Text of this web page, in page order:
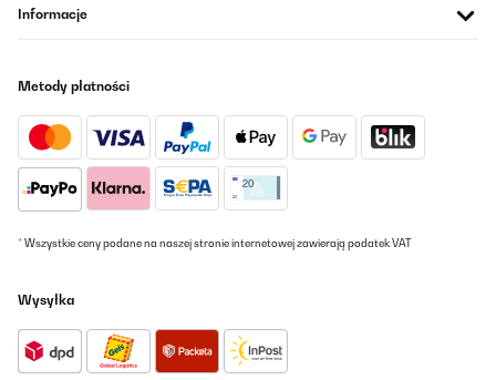
Informacje
Metody płatności
* Wszystkie ceny podane na naszej stronie internetowej zawierają podatek VAT
Wysyłka